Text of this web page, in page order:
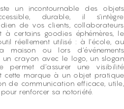
un incontournable des objets
durable, il s’intègre
de vos clients, collaborateurs
à certains goodies éphémères, le
réellement utilisé : à l’école, au
ou lors d’événements
un crayon avec le logo, un slogan
permet d’assurer une visibilité
cette marque à un objet pratique
de communication efficace, utile,
renforcer sa notoriété.